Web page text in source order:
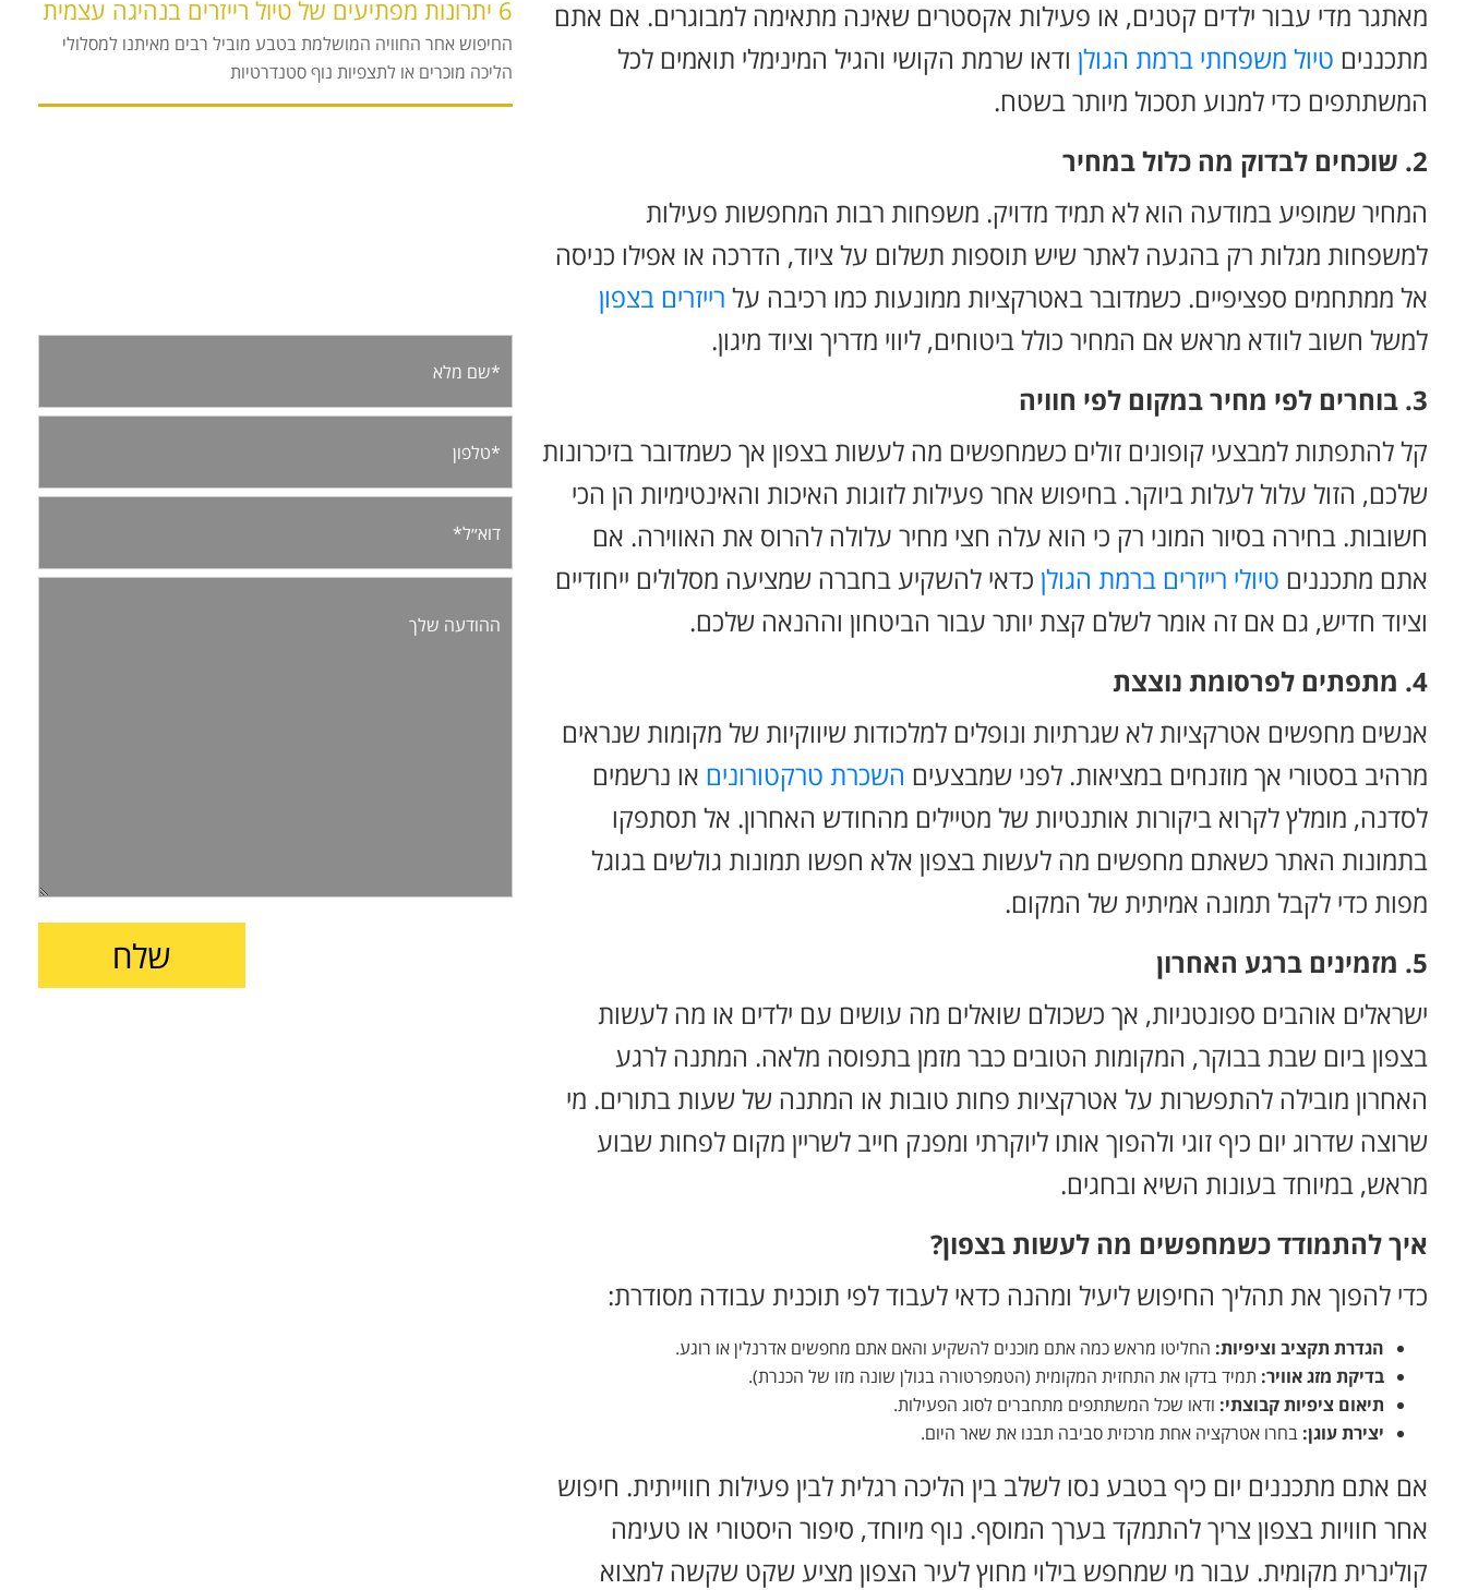
מאתגר מדי עבור ילדים קטנים, או פעילות אקסטרים שאינה מתאימה למבוגרים. אם אתם
מתכננים טיול משפחתי ברמת הגולן ודאו שרמת הקושי והגיל המינימלי תואמים לכל
המשתתפים כדי למנוע תסכול מיותר בשטח.
2. שוכחים לבדוק מה כלול במחיר
המחיר שמופיע במודעה הוא לא תמיד מדויק. משפחות רבות המחפשות פעילות
למשפחות מגלות רק בהגעה לאתר שיש תוספות תשלום על ציוד, הדרכה או אפילו כניסה
אל ממתחמים ספציפיים. כשמדובר באטרקציות ממונעות כמו רכיבה על רייזרים בצפון
למשל חשוב לוודא מראש אם המחיר כולל ביטוחים, ליווי מדריך וציוד מיגון.
3. בוחרים לפי מחיר במקום לפי חוויה
קל להתפתות למבצעי קופונים זולים כשמחפשים מה לעשות בצפון אך כשמדובר בזיכרונות
שלכם, הזול עלול לעלות ביוקר. בחיפוש אחר פעילות לזוגות האיכות והאינטימיות הן הכי
חשובות. בחירה בסיור המוני רק כי הוא עלה חצי מחיר עלולה להרוס את האווירה. אם
אתם מתכננים טיולי רייזרים ברמת הגולן כדאי להשקיע בחברה שמציעה מסלולים ייחודיים
וציוד חדיש, גם אם זה אומר לשלם קצת יותר עבור הביטחון וההנאה שלכם.
4. מתפתים לפרסומת נוצצת
אנשים מחפשים אטרקציות לא שגרתיות ונופלים למלכודות שיווקיות של מקומות שנראים
מרהיב בסטורי אך מוזנחים במציאות. לפני שמבצעים השכרת טרקטורונים או נרשמים
לסדנה, מומלץ לקרוא ביקורות אותנטיות של מטיילים מהחודש האחרון. אל תסתפקו
בתמונות האתר כשאתם מחפשים מה לעשות בצפון אלא חפשו תמונות גולשים בגוגל
מפות כדי לקבל תמונה אמיתית של המקום.
5. מזמינים ברגע האחרון
ישראלים אוהבים ספונטניות, אך כשכולם שואלים מה עושים עם ילדים או מה לעשות
בצפון ביום שבת בבוקר, המקומות הטובים כבר מזמן בתפוסה מלאה. המתנה לרגע
האחרון מובילה להתפשרות על אטרקציות פחות טובות או המתנה של שעות בתורים. מי
שרוצה שדרוג יום כיף זוגי ולהפוך אותו ליוקרתי ומפנק חייב לשריין מקום לפחות שבוע
מראש, במיוחד בעונות השיא ובחגים.
איך להתמודד כשמחפשים מה לעשות בצפון?
כדי להפוך את תהליך החיפוש ליעיל ומהנה כדאי לעבוד לפי תוכנית עבודה מסודרת:
הגדרת תקציב וציפיות: החליטו מראש כמה אתם מוכנים להשקיע והאם אתם מחפשים אדרנלין או רוגע.
בדיקת מזג אוויר: תמיד בדקו את התחזית המקומית (הטמפרטורה בגולן שונה מזו של הכנרת).
תיאום ציפיות קבוצתי: ודאו שכל המשתתפים מתחברים לסוג הפעילות.
יצירת עוגן: בחרו אטרקציה אחת מרכזית סביבה תבנו את שאר היום.
אם אתם מתכננים יום כיף בטבע נסו לשלב בין הליכה רגלית לבין פעילות חווייתית. חיפוש
אחר חוויות בצפון צריך להתמקד בערך המוסף. נוף מיוחד, סיפור היסטורי או טעימה
קולינרית מקומית. עבור מי שמחפש בילוי מחוץ לעיר הצפון מציע שקט שקשה למצוא
6 יתרונות מפתיעים של טיול רייזרים בנהיגה עצמית
החיפוש אחר החוויה המושלמת בטבע מוביל רבים מאיתנו למסלולי
הליכה מוכרים או לתצפיות נוף סטנדרטיות